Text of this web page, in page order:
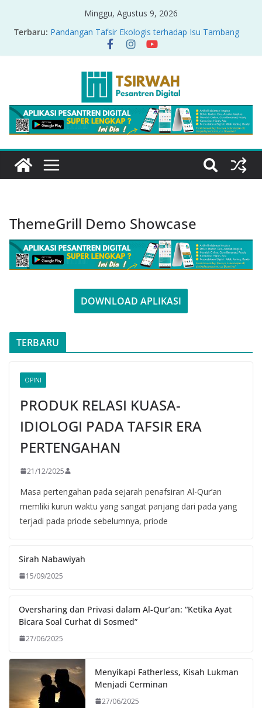
Minggu, Agustus 9, 2026
Terbaru: Pandangan Tafsir Ekologis terhadap Isu Tambang
Nikel di Raja Ampat
PRODUK RELASI KUASA-IDIOLOGI PADA TAFSIR
Sirah Nabawiyah
Oversharing dan Privasi dalam Al-Qur’an: “Ketika
Ayat Bicara Soal Curhat di Sosmed”
Menyikapi Fatherless, Kisah Lukman Menjadi
Cerminan
ThemeGrill Demo Showcase
DOWNLOAD APLIKASI
TERBARU
OPINI
PRODUK RELASI KUASA-
IDIOLOGI PADA TAFSIR ERA
PERTENGAHAN
21/12/2025
Masa pertengahan pada sejarah penafsiran Al-Qur’an
memliki kurun waktu yang sangat panjang dari pada yang
terjadi pada priode sebelumnya, priode
Sirah Nabawiyah
15/09/2025
Oversharing dan Privasi dalam Al-Qur’an: “Ketika Ayat
Bicara Soal Curhat di Sosmed”
27/06/2025
Menyikapi Fatherless, Kisah Lukman
Menjadi Cerminan
27/06/2025